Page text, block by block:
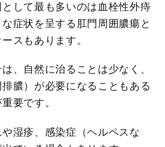
して最も多いのは血栓性外痔
症状を呈する肛門周囲膿瘍と
スもあります。
、自然に治ることは少なく、
膿）が必要になることもある
要です。
湿疹、感染症（ヘルペスな